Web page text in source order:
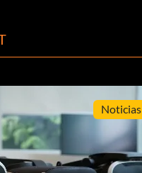
Noticias